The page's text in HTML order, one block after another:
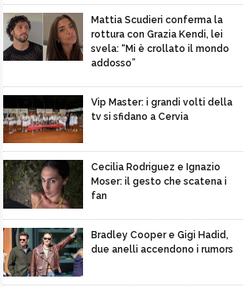
Mattia Scudieri conferma la
rottura con Grazia Kendi, lei
svela: “Mi è crollato il mondo
addosso”
Vip Master: i grandi volti della
tv si sfidano a Cervia
Cecilia Rodriguez e Ignazio
Moser: il gesto che scatena i
fan
Bradley Cooper e Gigi Hadid,
due anelli accendono i rumors